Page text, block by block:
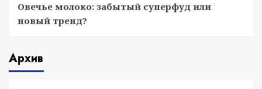
Овечье молоко: забытый суперфуд или
новый тренд?
Архив